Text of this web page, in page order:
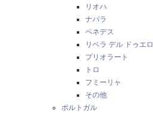
リオハ
ナバラ
ペネデス
リベラ デル ドゥエロ
プリオラート
トロ
フミーリャ
その他
ポルトガル